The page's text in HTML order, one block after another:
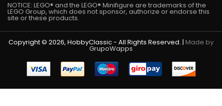
NOTICE: LEGO® and the LEGO® Minifigure are trademarks of the
LEGO Group, which does not sponsor, authorize or endorse this
site or these products.
Copyright © 2026, HobbyClassic - All Rights Reserved. | Made by
GrupoWapps